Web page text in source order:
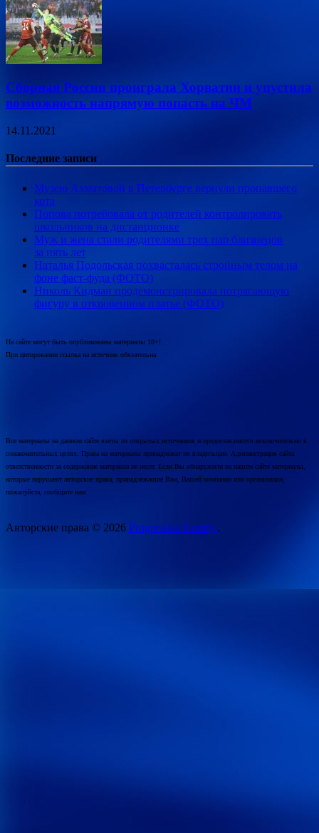
Сборная России проиграла Хорватии и упустила
возможность напрямую попасть на ЧМ
14.11.2021
Последние записи
Музею Ахматовой в Петербурге вернули пропавшего
кота
Попова потребовала от родителей контролировать
школьников на дистанционке
Муж и жена стали родителями трех пар близнецов
за пять лет
Наталья Подольская похвасталась стройным телом на
фоне фаст-фуда (ФОТО)
Николь Кидман продемонстрировала потрясающую
фигуру в откровенном платье (ФОТО)
На сайте могут быть опубликованы материалы 18+!
При цитировании ссылка на источник обязательна.
Все материалы на данном сайте взяты из открытых источников и предоставляются исключительно в
ознакомительных целях. Права на материалы принадлежат их владельцам. Администрация сайта
ответственности за содержание материала не несет. Если Вы обнаружили на нашем сайте материалы,
которые нарушают авторские права, принадлежащие Вам, Вашей компании или организации,
пожалуйста, сообщите нам.
Авторские права © 2026 Progressive Family..